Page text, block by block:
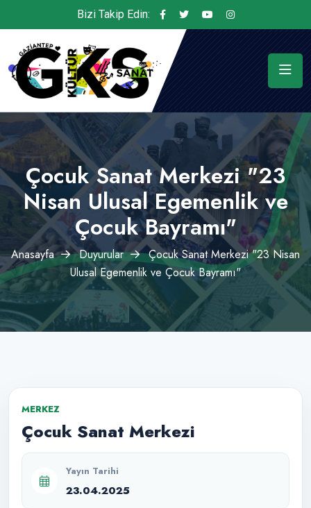
Bizi Takip Edin:
Çocuk Sanat Merkezi "23
Nisan Ulusal Egemenlik ve
Çocuk Bayramı"
Anasayfa Duyurular
Çocuk Sanat Merkezi "23 Nisan
Ulusal Egemenlik ve Çocuk Bayramı"
MERKEZ
Çocuk Sanat Merkezi
Yayın Tarihi
23.04.2025